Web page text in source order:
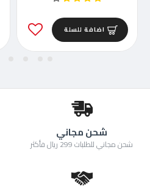
اضافة للسلة
شحن مجاني
شحن مجاني للطلبات 299 ريال فأكثر